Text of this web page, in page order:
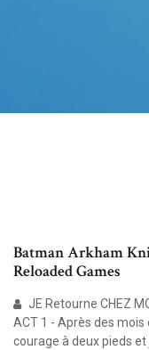
Batman Arkham
Reloaded Games
JE Retourne CHEZ
ACT 1 - Après des
courage à deux pieds et